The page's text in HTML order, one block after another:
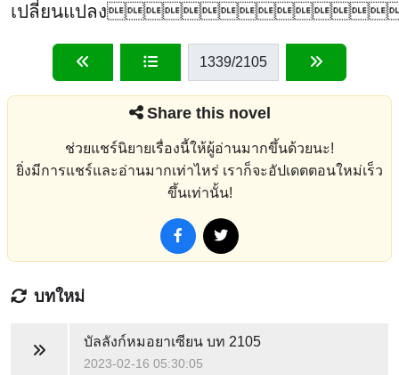
เปลี่ยนแปลง
1339/2105
Share this novel
ช่วยแชร์นิยายเรื่องนี้ให้ผู้อ่านมากขึ้นด้วยนะ!
ยิ่งมีการแชร์และอ่านมากเท่าไหร่ เราก็จะอัปเดตตอนใหม่เร็ว
ขึ้นเท่านั้น!
บทใหม่
บัลลังก์หมอยาเซียนบท 2105
2023-02-16 05:30:05